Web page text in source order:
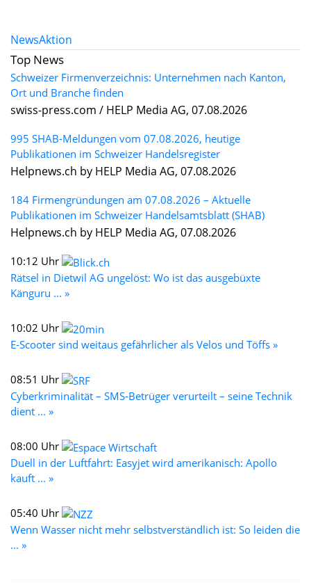
NewsAktion
Top News
Schweizer Firmenverzeichnis: Unternehmen nach Kanton,
Ort und Branche finden
swiss-press.com / HELP Media AG, 07.08.2026
995 SHAB-Meldungen vom 07.08.2026, heutige
Publikationen im Schweizer Handelsregister
Helpnews.ch by HELP Media AG, 07.08.2026
184 Firmengründungen am 07.08.2026 – Aktuelle
Publikationen im Schweizer Handelsamtsblatt (SHAB)
Helpnews.ch by HELP Media AG, 07.08.2026
10:12 Uhr
Rätsel in Dietwil AG ungelöst: Wo ist das ausgebüxte
Känguru ... »
10:02 Uhr
E-Scooter sind weitaus gefährlicher als Velos und Töffs »
08:51 Uhr
Cyberkriminalität – SMS-Betrüger verurteilt – seine Technik
dient ... »
08:00 Uhr
Duell in der Luftfahrt: Easyjet wird amerikanisch: Apollo
kauft ... »
05:40 Uhr
Wenn Wasser nicht mehr selbstverständlich ist: So leiden die
... »